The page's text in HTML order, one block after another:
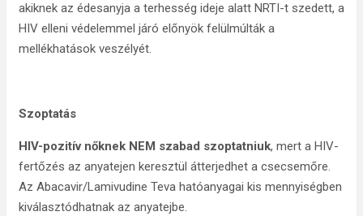
akiknek az édesanyja a terhesség ideje alatt NRTI-t szedett, a
HIV elleni védelemmel járó előnyök felülmúlták a
mellékhatások veszélyét.
Szoptatás
HIV-pozitív nőknek NEM szabad szoptatniuk, mert a HIV-
fertőzés az anyatejen keresztül átterjedhet a csecsemőre.
Az Abacavir/Lamivudine Teva hatóanyagai kis mennyiségben
kiválasztódhatnak az anyatejbe.